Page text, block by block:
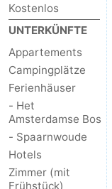
Kostenlos
UNTERKÜNFTE
Appartements
Campingplätze
Ferienhäuser
- Het
Amsterdamse Bos
- Spaarnwoude
Hotels
Zimmer (mit
Frühstück)